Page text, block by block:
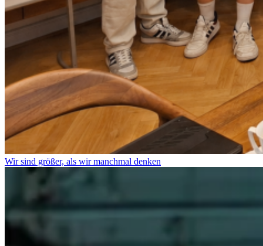
Wir sind größer, als wir manchmal denken